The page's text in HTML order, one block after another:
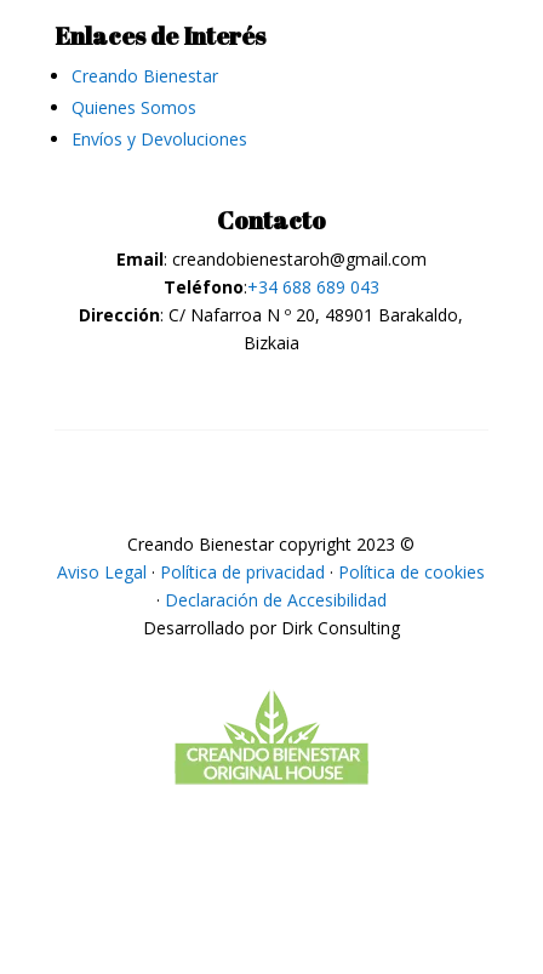
Enlaces de Interés
Creando Bienestar
Quienes Somos
Envíos y Devoluciones
Contacto
Email: creandobienestaroh@gmail.com
Teléfono:+34 688 689 043
Dirección: C/ Nafarroa N º 20, 48901 Barakaldo,
Bizkaia
Creando Bienestar copyright 2023 ©
Aviso Legal · Política de privacidad · Política de cookies
· Declaración de Accesibilidad
Desarrollado por Dirk Consulting